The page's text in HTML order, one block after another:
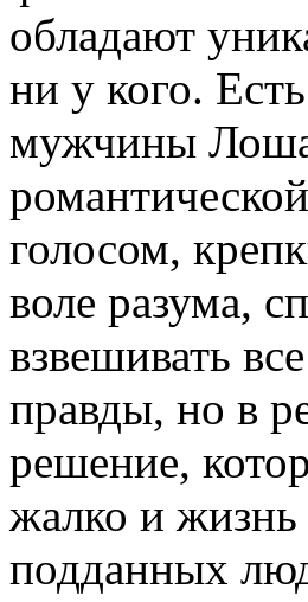
обладают
ни у кого.
мужчины
голосом,
воле разума,
взвешивать
правды, но в
решение,
жалко и
подданных